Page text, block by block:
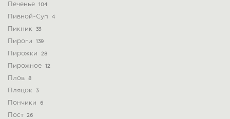
Печенье 104
Пивной-Суп 4
Пикник 33
Пироги 139
Пирожки 28
Пирожное 12
Плов 8
Пляцок 3
Пончики 6
Пост 26